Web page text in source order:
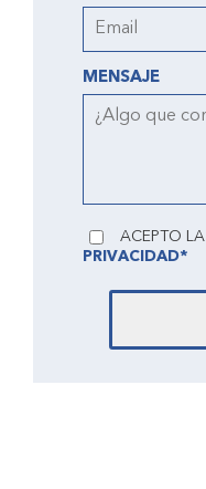
MENSAJE
ACEPTO LA
PRIVACIDAD*